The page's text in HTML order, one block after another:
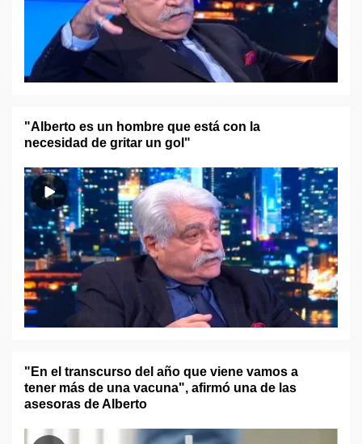
"Alberto es un hombre que está con la
necesidad de gritar un gol"
"En el transcurso del año que viene vamos a
tener más de una vacuna", afirmó una de las
asesoras de Alberto